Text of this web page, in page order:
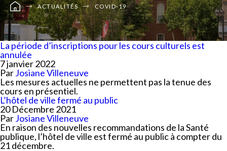
ACTUALITÉS COVID-19
La période d’inscriptions pour les cours culturels est
annulée
7 janvier 2022
ParJosiane Villeneuve
Les mesures actuelles ne permettent pas la tenue des
cours en présentiel.
L’hôtel de ville fermé au public
20 Décembre 2021
ParJosiane Villeneuve
En raison des nouvelles recommandations de la Santé
publique, l’hôtel de ville est fermé au public à compter du
21 décembre.